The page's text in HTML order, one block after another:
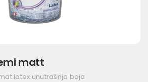
matt
latex unutrašnja boja